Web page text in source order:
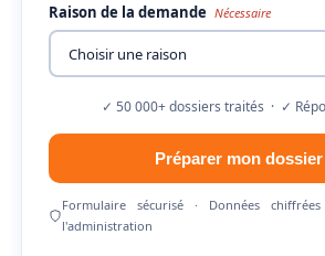
Raison de la demande Nécessaire
✓ 50 000+ dossiers traités · ✓
Préparer mon dossier
Formulaire sécurisé · Données
l'administration